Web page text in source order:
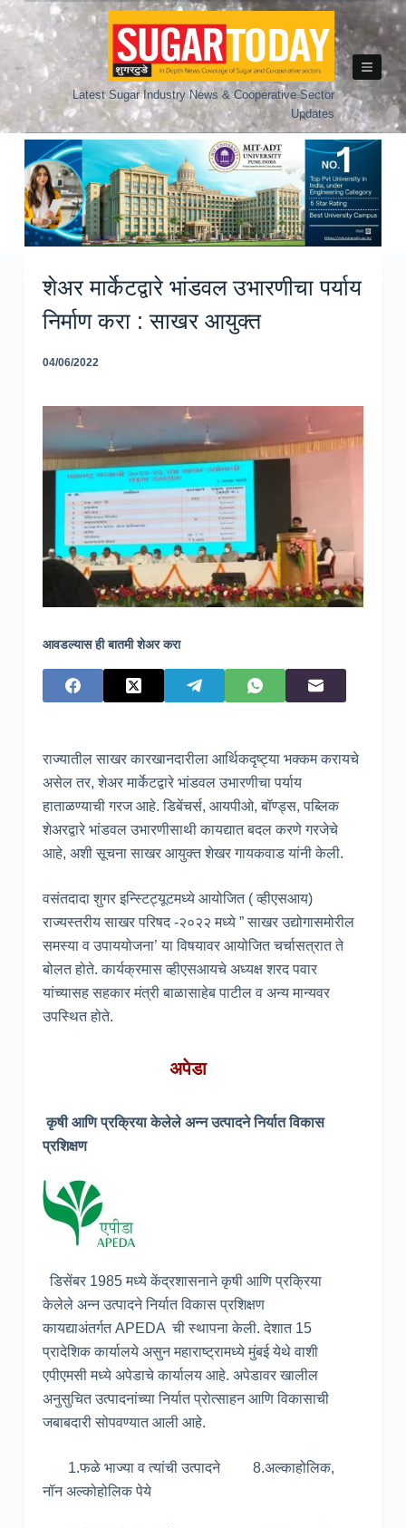
Skip
to
Latest Sugar Industry News & Cooperative Sector
Updates
शेअर मार्केटद्वारे भांडवल उभारणीचा पर्याय
निर्माण करा : साखर आयुक्त
04/06/2022
आवडल्यास ही बातमी शेअर करा
राज्यातील साखर कारखानदारीला आर्थिकदृष्ट्या भक्कम करायचे
असेल तर, शेअर मार्केटद्वारे भांडवल उभारणीचा पर्याय
हाताळण्याची गरज आहे. डिबेंचर्स, आयपीओ, बॉण्ड्स, पब्लिक
शेअरद्वारे भांडवल उभारणीसाथी कायद्यात बदल करणे गरजेचे
आहे, अशी सूचना साखर आयुक्त शेखर गायकवाड यांनी केली.
वसंतदादा शुगर इन्स्टिट्यूटमध्ये आयोजित ( व्हीएसआय)
राज्यस्तरीय साखर परिषद -२०२२ मध्ये ” साखर उद्योगासमोरील
समस्या व उपाययोजना’ या विषयावर आयोजित चर्चासत्रात ते
बोलत होते. कार्यक्रमास व्हीएसआयचे अध्यक्ष शरद पवार
यांच्यासह सहकार मंत्री बाळासाहेब पाटील व अन्य मान्यवर
उपस्थित होते.
अपेडा
कृषी आणि प्रक्रिया केलेले अन्न उत्पादने निर्यात विकास
प्रशिक्षण
डिसेंबर 1985 मध्ये केंद्रशासनाने कृषी आणि प्रक्रिया
केलेले अन्न उत्पादने निर्यात विकास प्रशिक्षण
कायद्याअंतर्गत APEDA ची स्थापना केली. देशात 15
प्रादेशिक कार्यालये असुन महाराष्ट्रामध्ये मुंबई येथे वाशी
एपीएमसी मध्ये अपेडाचे कार्यालय आहे. अपेडावर खालील
अनुसुचित उत्पादनांच्या निर्यात प्रोत्साहन आणि विकासाची
जबाबदारी सोपवण्यात आली आहे.
1.फळे भाज्या व त्यांची उत्पादने 8.अल्काहोलिक,
नॉन अल्कोहोलिक पेये